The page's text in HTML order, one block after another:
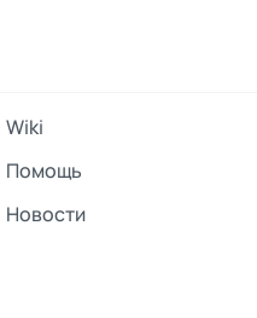
Wiki
Помощь
Новости